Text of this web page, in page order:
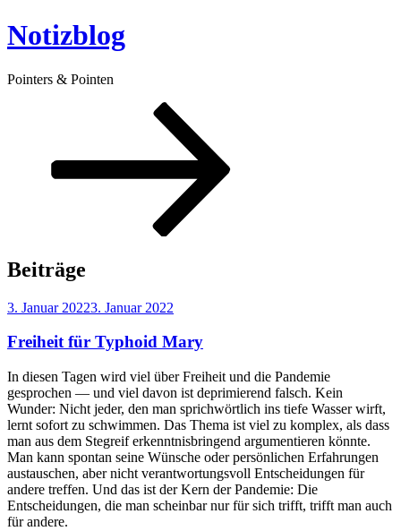
Zum
Inhalt
Notizblog
Pointers & Pointen
Beiträge
Veröffentlicht
3. Januar 20223. Januar 2022
Freiheit für Typhoid Mary
In diesen Tagen wird viel über Freiheit und die Pandemie
gesprochen — und viel davon ist deprimierend falsch. Kein
Wunder: Nicht jeder, den man sprichwörtlich ins tiefe Wasser wirft,
lernt sofort zu schwimmen. Das Thema ist viel zu komplex, als dass
man aus dem Stegreif erkenntnisbringend argumentieren könnte.
Man kann spontan seine Wünsche oder persönlichen Erfahrungen
austauschen, aber nicht verantwortungsvoll Entscheidungen für
andere treffen. Und das ist der Kern der Pandemie: Die
Entscheidungen, die man scheinbar nur für sich trifft, trifft man auch
für andere.